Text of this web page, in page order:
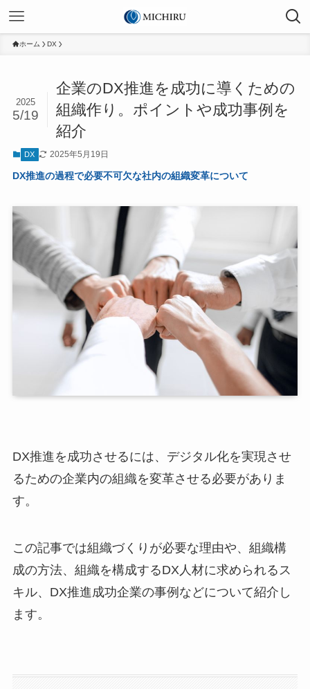
ホーム DX
企業のDX推進を成功に導くための
組織作り。ポイントや成功事例を
紹介
2025
5/19
DX 2025年5月19日
DX推進の過程で必要不可欠な社内の組織変革について
DX推進を成功させるには、デジタル化を実現させ
るための企業内の組織を変革させる必要がありま
す。
この記事では組織づくりが必要な理由や、組織構
成の方法、組織を構成するDX人材に求められるス
キル、DX推進成功企業の事例などについて紹介し
ます。